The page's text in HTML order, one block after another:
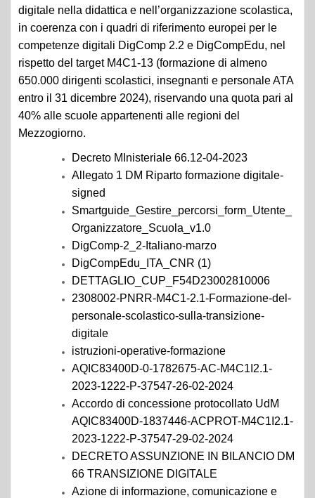
digitale nella didattica e nell’organizzazione scolastica,
in coerenza con i quadri di riferimento europei per le
competenze digitali DigComp 2.2 e DigCompEdu, nel
rispetto del target M4C1-13 (formazione di almeno
650.000 dirigenti scolastici, insegnanti e personale ATA
entro il 31 dicembre 2024), riservando una quota pari al
40% alle scuole appartenenti alle regioni del
Mezzogiorno.
Decreto MInisteriale 66.12-04-2023
Allegato 1 DM Riparto formazione digitale-
signed
Smartguide_Gestire_percorsi_form_Utente_
Organizzatore_Scuola_v1.0
DigComp-2_2-Italiano-marzo
DigCompEdu_ITA_CNR (1)
DETTAGLIO_CUP_F54D23002810006
2308002-PNRR-M4C1-2.1-Formazione-del-
personale-scolastico-sulla-transizione-
digitale
istruzioni-operative-formazione
AQIC83400D-0-1782675-AC-M4C1I2.1-
2023-1222-P-37547-26-02-2024
Accordo di concessione protocollato UdM
AQIC83400D-1837446-ACPROT-M4C1I2.1-
2023-1222-P-37547-29-02-2024
DECRETO ASSUNZIONE IN BILANCIO DM
66 TRANSIZIONE DIGITALE
Azione di informazione, comunicazione e